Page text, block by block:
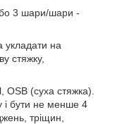
3 шари/шари -
укладати на
стяжку,
(суха стяжка).
бути не менше 4
тріщин,